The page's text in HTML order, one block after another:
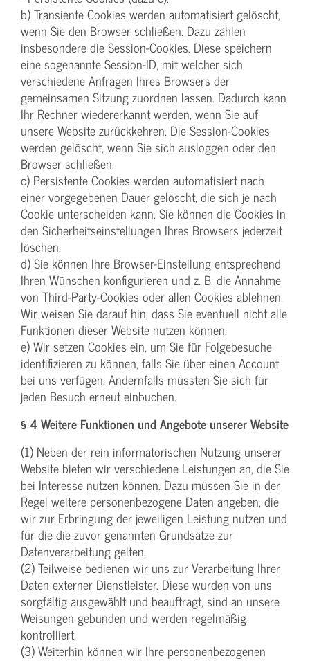
b) Transiente Cookies werden automatisiert gelöscht,
wenn Sie den Browser schließen. Dazu zählen
insbesondere die Session-Cookies. Diese speichern
eine sogenannte Session-ID, mit welcher sich
verschiedene Anfragen Ihres Browsers der
gemeinsamen Sitzung zuordnen lassen. Dadurch kann
Ihr Rechner wiedererkannt werden, wenn Sie auf
unsere Website zurückkehren. Die Session-Cookies
werden gelöscht, wenn Sie sich ausloggen oder den
Browser schließen.
c) Persistente Cookies werden automatisiert nach
einer vorgegebenen Dauer gelöscht, die sich je nach
Cookie unterscheiden kann. Sie können die Cookies in
den Sicherheitseinstellungen Ihres Browsers jederzeit
löschen.
d) Sie können Ihre Browser-Einstellung entsprechend
Ihren Wünschen konfigurieren und z. B. die Annahme
von Third-Party-Cookies oder allen Cookies ablehnen.
Wir weisen Sie darauf hin, dass Sie eventuell nicht alle
Funktionen dieser Website nutzen können.
e) Wir setzen Cookies ein, um Sie für Folgebesuche
identifizieren zu können, falls Sie über einen Account
bei uns verfügen. Andernfalls müssten Sie sich für
jeden Besuch erneut einbuchen.
§ 4 Weitere Funktionen und Angebote unserer Website
(1) Neben der rein informatorischen Nutzung unserer
Website bieten wir verschiedene Leistungen an, die Sie
bei Interesse nutzen können. Dazu müssen Sie in der
Regel weitere personenbezogene Daten angeben, die
wir zur Erbringung der jeweiligen Leistung nutzen und
für die die zuvor genannten Grundsätze zur
Datenverarbeitung gelten.
(2) Teilweise bedienen wir uns zur Verarbeitung Ihrer
Daten externer Dienstleister. Diese wurden von uns
sorgfältig ausgewählt und beauftragt, sind an unsere
Weisungen gebunden und werden regelmäßig
kontrolliert.
(3) Weiterhin können wir Ihre personenbezogenen